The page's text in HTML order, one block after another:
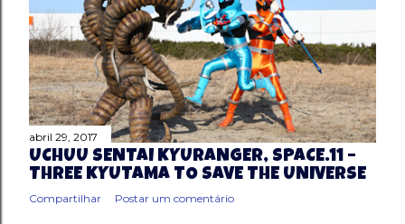
abril 29, 2017
UCHUU SENTAI KYURANGER, SPACE.11 –
THREE KYUTAMA TO SAVE THE UNIVERSE
Compartilhar Postar um comentário